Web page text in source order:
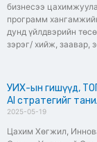
бизнесээ
программ
дунд үйлдвэрийн
зэрэг/ хийж, заавар,
УИХ-ын гишүүд,
AI стратегийг
2025-05-19
Цахим Хөгжил,